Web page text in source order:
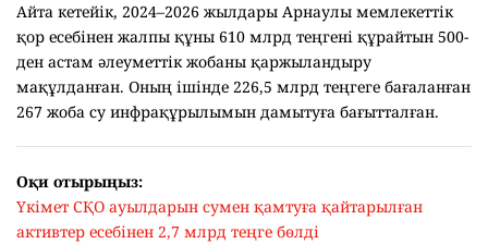
Айта кетейік, 2024–2026 жылдары Арнаулы мемлекеттік
қор есебінен жалпы құны 610 млрд теңгені құрайтын 500-
ден астам әлеуметтік жобаны қаржыландыру
мақұлданған. Оның ішінде 226,5 млрд теңгеге бағаланған
267 жоба су инфрақұрылымын дамытуға бағытталған.
Оқи отырыңыз:
Үкімет СҚО ауылдарын сумен қамтуға қайтарылған
активтер есебінен 2,7 млрд теңге бөлді